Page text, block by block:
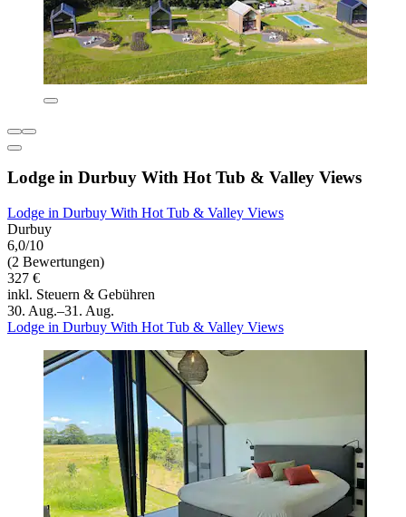
Lodge in Durbuy With Hot Tub & Valley Views
Lodge in Durbuy With Hot Tub & Valley Views
Durbuy
6,0/10
(2 Bewertungen)
327 €
inkl. Steuern & Gebühren
30. Aug.–31. Aug.
Lodge in Durbuy With Hot Tub & Valley Views